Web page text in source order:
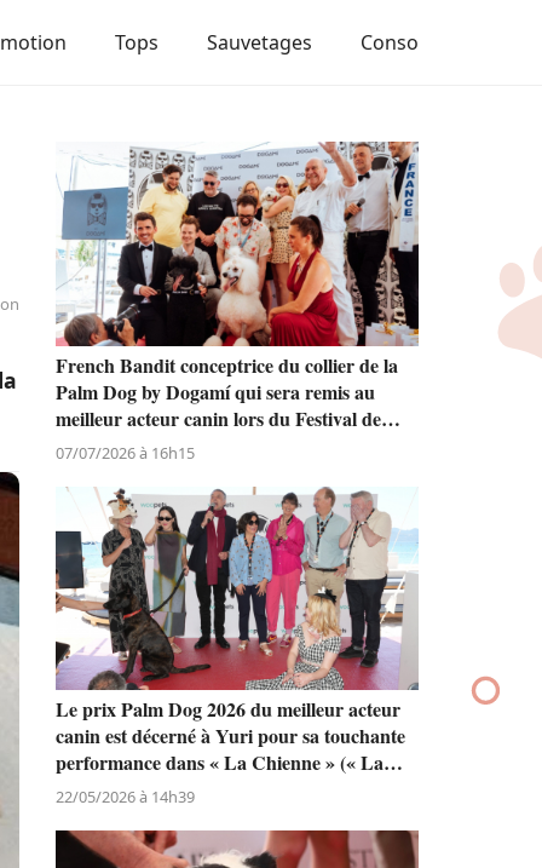
Tops Sauvetages Conso
French Bandit conceptrice du collier de la
Palm Dog by Dogamí qui sera remis au
meilleur acteur canin lors du Festival de
Cannes
07/07/2026 à 16h15
Le prix Palm Dog 2026 du meilleur acteur
canin est décerné à Yuri pour sa touchante
performance dans « La Chienne » (« La
Perra ») de Dominga Sotomayor
22/05/2026 à 14h39